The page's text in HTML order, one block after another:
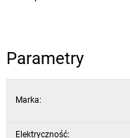
wielofunkcyjne
Parametry
Marka:
Elektryczność: